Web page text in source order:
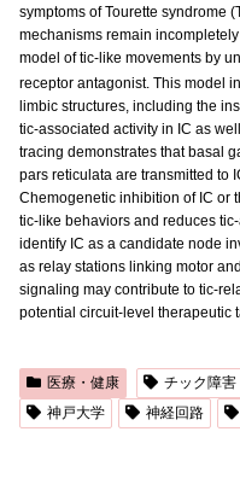
symptoms of Tourette syndrome
mechanisms remain
model of tic-like movements by
receptor antagonist. This model
limbic structures, including the
tic-associated activity in IC as
tracing demonstrates that basal
pars reticulata are transmitted to
Chemogenetic inhibition of IC or
tic-like behaviors and reduces
identify IC as a candidate node
as relay stations linking motor
signaling may contribute to tic-
potential circuit-level therapeutic
医療・健康 チック障害
神戸大学
神経回路